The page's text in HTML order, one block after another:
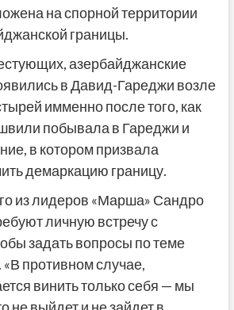
на спорной территории
границы.
азербайджанские
в Давид-Гареджи возле
имменно после того, как
побывала в Гареджи и
в котором призвала
демаркацию границу.
из лидеров «Марша» Сандро
личную встречу с
задать вопросы по теме
противном случае,
винить только себя — мы